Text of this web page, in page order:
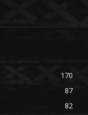
170
87
82